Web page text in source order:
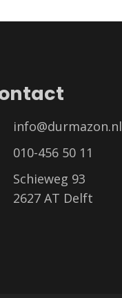
info@durmazon.nl
010-456 50 11
Schieweg 93
2627 AT Delft